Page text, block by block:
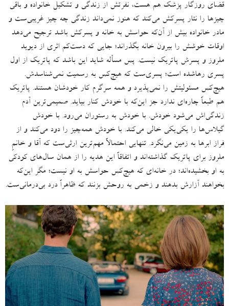
قضای روزگار پزشک هم هست، نفرتش از زندگی و تشکیل خانواده و باقی
چیزها را نثار پسرکش می‌کند که هنوز نمی‌داند زندگی چه چیز غریبی‌ست و
مادر خانواده بیش از آن‌که حواسش به خانه و پسرکش باشد ترجیح می‌دهد
اوقات خوشش را بیرون خانه بگذراند؛ جایی که دست‌کم اثری از دیوید
ملروز و پسرش پاتریک نیست. پس مسأله شاید این باشد که پاتریک از اول
پسری رهاشده است؛ پسری‌ست که هیچ‌کس به رسمیت نمی‌شناسدش.
هیچ‌کس مسئولیتش را نمی‌پذیرد و همه سرگرم کار خودشان هستند. پاتریک
هم طبعاً چاره‌ای ندارد جز این‌که با خودش کنار بیاید.صمیمی‌ترین آدم
زندگی‌اش می‌شود خودش. با خودش به رستوران می‌رود. با خودش
گیلاس‌ها را یکی‌یکی خالی می‌کند. با خودش همه‌چیز را دود می‌کند و از
فراز ابرها به زمین می‌نگرد. تنهایی احتمالاً مهم‌ترین ارثی‌ست که آقا و خانمِ
ملروز برای پاتریک گذاشته‌اند و اتفاقاً این هدیه را از همان سال‌های کودکی
به او بخشیده‌اند؛ در خانه‌ای که هیچ‌کس حواسش به او نیست؛ مگر این‌که
بخواهند آزارش بدهند و زخمی به روحش بزنند که ظاهراً درد بی‌درمانی‌ست.